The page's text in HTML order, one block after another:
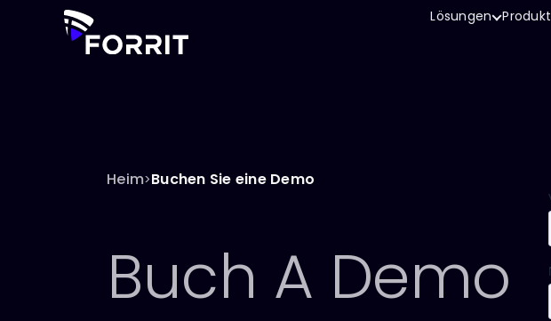
Lösungen Produkt
Heim>Buchen Sie eine Demo
Buch A Demo